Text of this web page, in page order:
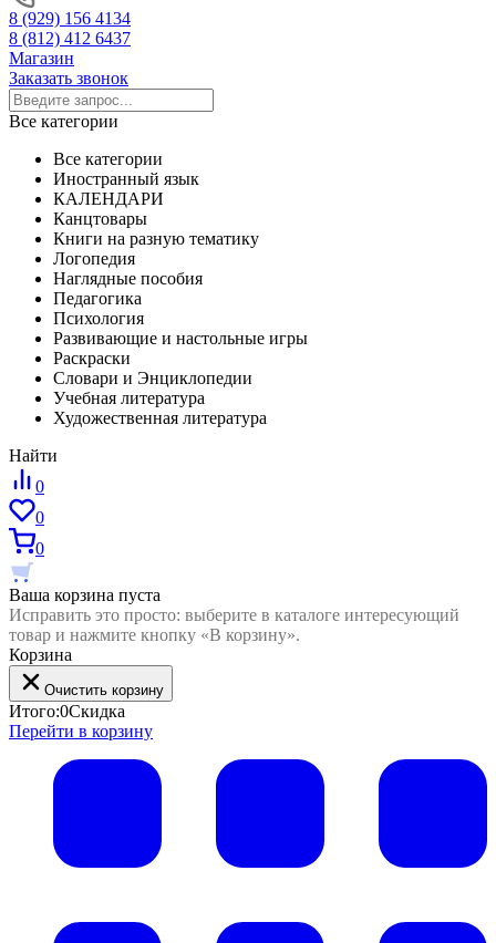
8 (929) 156 4134
8 (812) 412 6437
Магазин
Заказать звонок
Все категории
Все категории
Иностранный язык
КАЛЕНДАРИ
Канцтовары
Книги на разную тематику
Логопедия
Наглядные пособия
Педагогика
Психология
Развивающие и настольные игры
Раскраски
Словари и Энциклопедии
Учебная литература
Художественная литература
Найти
0
0
0
Ваша корзина пуста
Исправить это просто: выберите в каталоге интересующий
товар и нажмите кнопку «В корзину».
Корзина
Очистить корзину
Итого:0Скидка
Перейти в корзину